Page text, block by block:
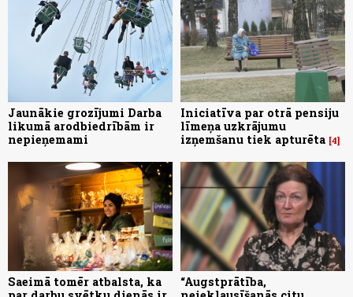
Jaunākie grozījumi Darba
likumā arodbiedrībām ir
nepieņemami
Iniciatīva par otrā pensiju
līmeņa uzkrājumu
izņemšanu tiek apturēta 4
Saeimā tomēr atbalsta, ka
“Augstprātība,